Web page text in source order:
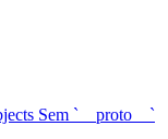
Sem `__proto__`